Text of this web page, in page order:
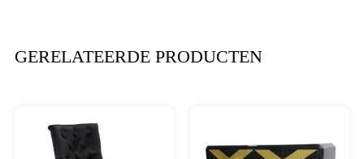
GERELATEERDE PRODUCTEN